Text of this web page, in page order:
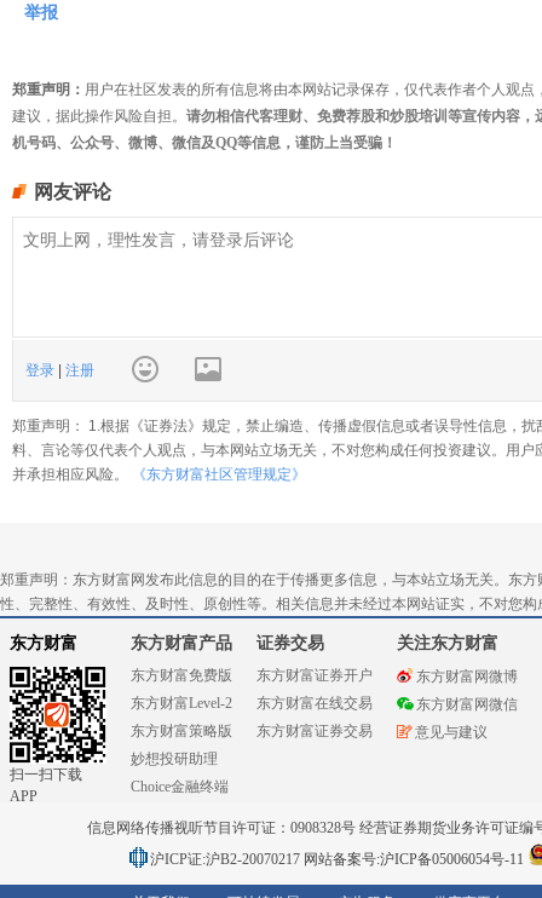
举报
郑重声明： 用户在社区发表的所有信息将由本网站记录保存，仅代表作者个人观
建议，据此操作风险自担。 请勿相信代客理财、免费荐股和炒股培训等宣传内容
机号码、公众号、微博、微信及QQ等信息，谨防上当受骗！
网友评论
登录 | 注册
郑重声明： 1.根据《证券法》规定，禁止编造、传播虚假信息或者误导性信息，
料、言论等仅代表个人观点，与本网站立场无关，不对您构成任何投资建议。用
并承担相应风险。
《东方财富社区管理规定》
郑重声明：东方财富网发布此信息的目的在于传播更多信息，与本站立场无关。东
性、完整性、有效性、及时性、原创性等。相关信息并未经过本网站证实，不对您
东方财富
扫一扫下载
APP
东方财富产品
东方财富免费版
东方财富Level-2
东方财富策略版
妙想投研助理
Choice金融终端
证券交易
东方财富证券开户
东方财富在线交易
东方财富证券交易
关注东方财富
东方财富网微博
东方财富网微信
意见与建议
信息网络传播视听节目许可证：0908328号 经营证券期货业务许可证编
沪ICP证:沪B2-20070217 网站备案号:沪ICP备05006054号-11